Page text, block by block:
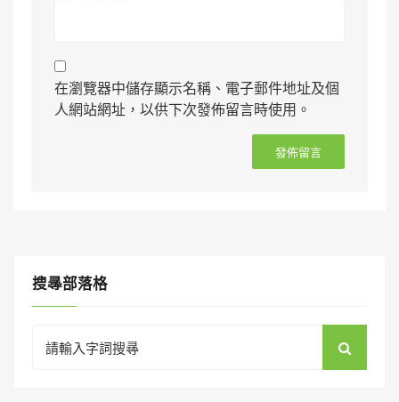
在瀏覽器中儲存顯示名稱、電子郵件地址及個
人網站網址，以供下次發佈留言時使用。
搜㝷部落格
for: